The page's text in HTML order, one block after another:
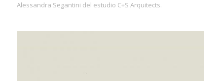
Alessandra Segantini del estudio C+S Arquitects.